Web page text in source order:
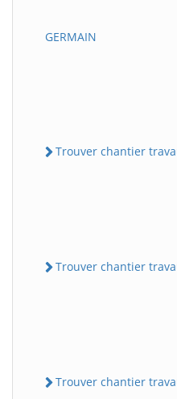
GERMAIN
Trouver chantier
Trouver chantier
Trouver chantier